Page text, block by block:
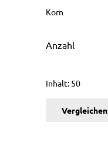
von 5 Sternen
Kornauswählen
Anzahl
Inhalt: 50
Vergleichen